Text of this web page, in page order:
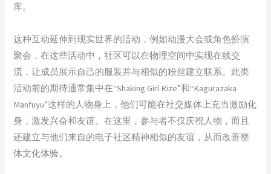
库。
这种互动延伸到现实世界的活动，例如动漫大会或角色扮演
聚会，在这些活动中，社区可以在物理空间中实现在线交
流，让成员展示自己的服装并与相似的粉丝建立联系。此类
活动前的期待通常集中在“Shaking Girl Rize”和“Kagurazaka
Manfuyu”这样的人物身上，他们可能在社交媒体上充当激励化
身，激发兴奋和友谊。在这里，参与者不仅庆祝人物，而且
还建立与他们来自的电子社区精神相似的友谊，从而改善整
体文化体验。